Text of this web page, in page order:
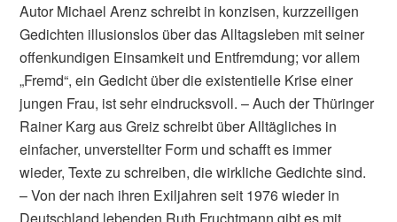
Autor Michael Arenz schreibt in konzisen, kurzzeiligen
Gedichten illusionslos über das Alltagsleben mit seiner
offenkundigen Einsamkeit und Entfremdung; vor allem
„Fremd“, ein Gedicht über die existentielle Krise einer
jungen Frau, ist sehr eindrucksvoll. – Auch der Thüringer
Rainer Karg aus Greiz schreibt über Alltägliches in
einfacher, unverstellter Form und schafft es immer
wieder, Texte zu schreiben, die wirkliche Gedichte sind.
– Von der nach ihren Exiljahren seit 1976 wieder in